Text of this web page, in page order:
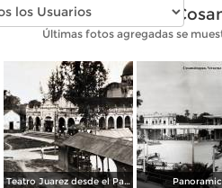
Fotos antiguas de
Últimas fotos agregadas se
Teatro Juarez desde el Palacio Municipal.